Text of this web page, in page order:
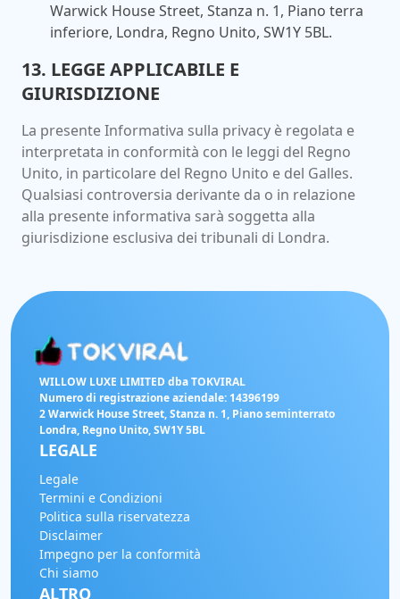
Warwick House Street, Stanza n. 1, Piano terra
inferiore, Londra, Regno Unito, SW1Y 5BL.
13. LEGGE APPLICABILE E
GIURISDIZIONE
La presente Informativa sulla privacy è regolata e
interpretata in conformità con le leggi del Regno
Unito, in particolare del Regno Unito e del Galles.
Qualsiasi controversia derivante da o in relazione
alla presente informativa sarà soggetta alla
giurisdizione esclusiva dei tribunali di Londra.
WILLOW LUXE LIMITED dba TOKVIRAL
Numero di registrazione aziendale: 14396199
2 Warwick House Street, Stanza n. 1, Piano seminterrato
Londra, Regno Unito, SW1Y 5BL
LEGALE
Legale
Termini e Condizioni
Politica sulla riservatezza
Disclaimer
Impegno per la conformità
Chi siamo
ALTRO